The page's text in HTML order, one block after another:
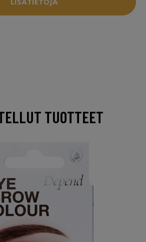
TUOTTEET